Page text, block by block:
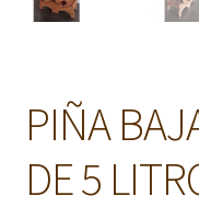
PIÑA
DE 5